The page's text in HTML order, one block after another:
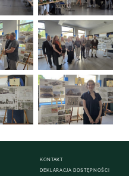
KONTAKT
DEKLARACJA DOSTĘPNOŚCI